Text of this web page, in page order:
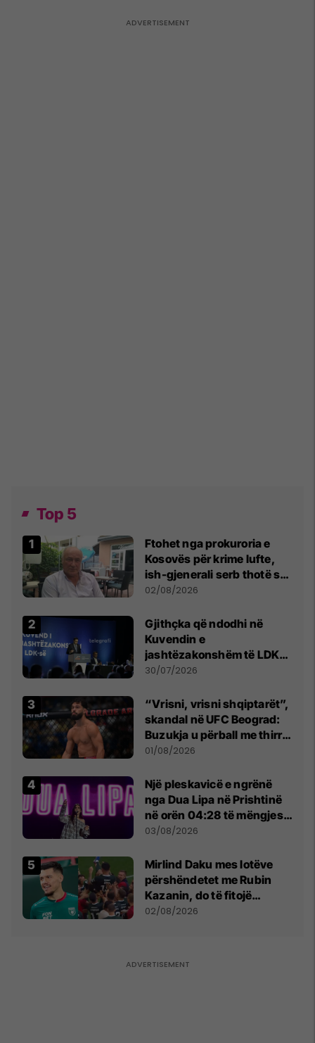
Top 5
Ftohet nga prokuroria e
Kosovës për krime lufte,
ish-gjenerali serb thotë se
dikush e tradhtoi në
02/08/2026
Gjithçka që ndodhi në
Kuvendin e
jashtëzakonshëm të LDK-
së
30/07/2026
“Vrisni, vrisni shqiptarët”,
skandal në UFC Beograd:
Buzukja u përball me thirrje
anti-shqiptare nga
01/08/2026
Një pleskavicë e ngrënë
nga Dua Lipa në Prishtinë
në orën 04:28 të mëngjesit
- dhe bota digjitale serbe
03/08/2026
Mirlind Daku mes lotëve
përshëndetet me Rubin
Kazanin, do të fitojë
miliona te Spartak Moska
02/08/2026